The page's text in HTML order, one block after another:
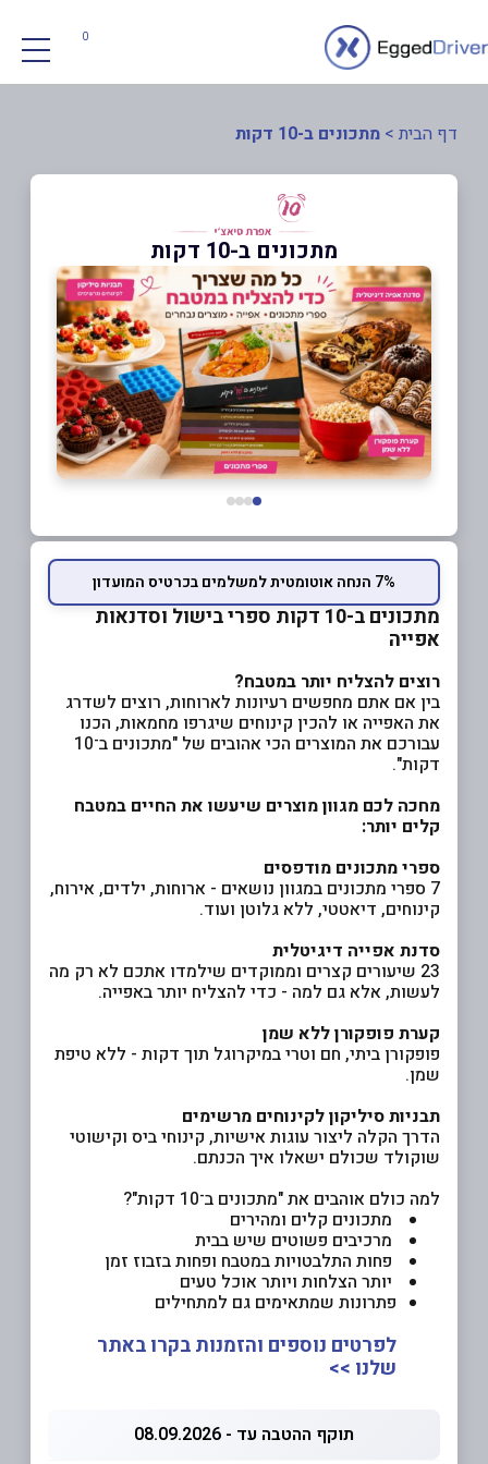
0
דף הבית > מתכונים ב-10 דקות
מתכונים ב-10 דקות
7% הנחה אוטומטית למשלמים בכרטיס המועדון
מתכונים ב-10 דקות ספרי בישול וסדנאות
אפייה
רוצים להצליח יותר במטבח?
בין אם אתם מחפשים רעיונות לארוחות, רוצים לשדרג
את האפייה או להכין קינוחים שיגרפו מחמאות, הכנו
עבורכם את המוצרים הכי אהובים של "מתכונים ב־10
דקות".
מחכה לכם מגוון מוצרים שיעשו את החיים במטבח
קלים יותר:
ספרי מתכונים מודפסים
7 ספרי מתכונים במגוון נושאים - ארוחות, ילדים, אירוח,
קינוחים, דיאטטי, ללא גלוטן ועוד.
סדנת אפייה דיגיטלית
23 שיעורים קצרים וממוקדים שילמדו אתכם לא רק מה
לעשות, אלא גם למה - כדי להצליח יותר באפייה.
קערת פופקורן ללא שמן
פופקורן ביתי, חם וטרי במיקרוגל תוך דקות - ללא טיפת
שמן.
תבניות סיליקון לקינוחים מרשימים
הדרך הקלה ליצור עוגות אישיות, קינוחי ביס וקישוטי
שוקולד שכולם ישאלו איך הכנתם.
למה כולם אוהבים את "מתכונים ב־10 דקות"?
מתכונים קלים ומהירים
מרכיבים פשוטים שיש בבית
פחות התלבטויות במטבח ופחות בזבוז זמן
יותר הצלחות ויותר אוכל טעים
פתרונות שמתאימים גם למתחילים
לפרטים נוספים והזמנות בקרו באתר
שלנו >>
תוקף ההטבה עד - 08.09.2026